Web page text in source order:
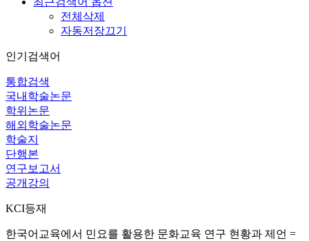
전체삭제
자동저장끄기
인기검색어
통합검색
국내학술논문
학위논문
해외학술논문
학술지
단행본
연구보고서
공개강의
KCI등재
한국어교육에서 민요를 활용한 문화교육 연구 현황과 제언 =